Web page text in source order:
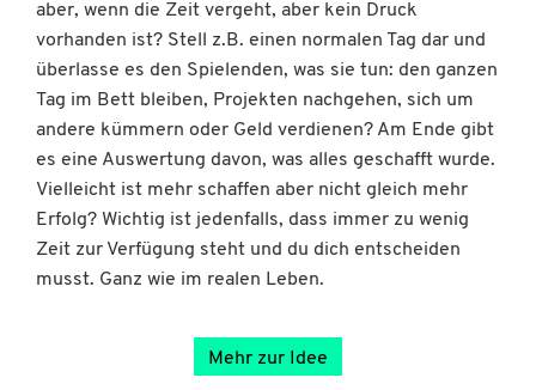
aber, wenn die Zeit vergeht, aber kein Druck
vorhanden ist? Stell z.B. einen normalen Tag dar und
überlasse es den Spielenden, was sie tun: den ganzen
Tag im Bett bleiben, Projekten nachgehen, sich um
andere kümmern oder Geld verdienen? Am Ende gibt
es eine Auswertung davon, was alles geschafft wurde.
Vielleicht ist mehr schaffen aber nicht gleich mehr
Erfolg? Wichtig ist jedenfalls, dass immer zu wenig
Zeit zur Verfügung steht und du dich entscheiden
musst. Ganz wie im realen Leben.
Mehr zur Idee